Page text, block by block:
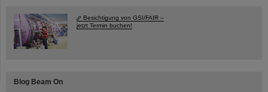
Besichtigung von GSI/FAIR –
jetzt Termin buchen!
Blog Beam On